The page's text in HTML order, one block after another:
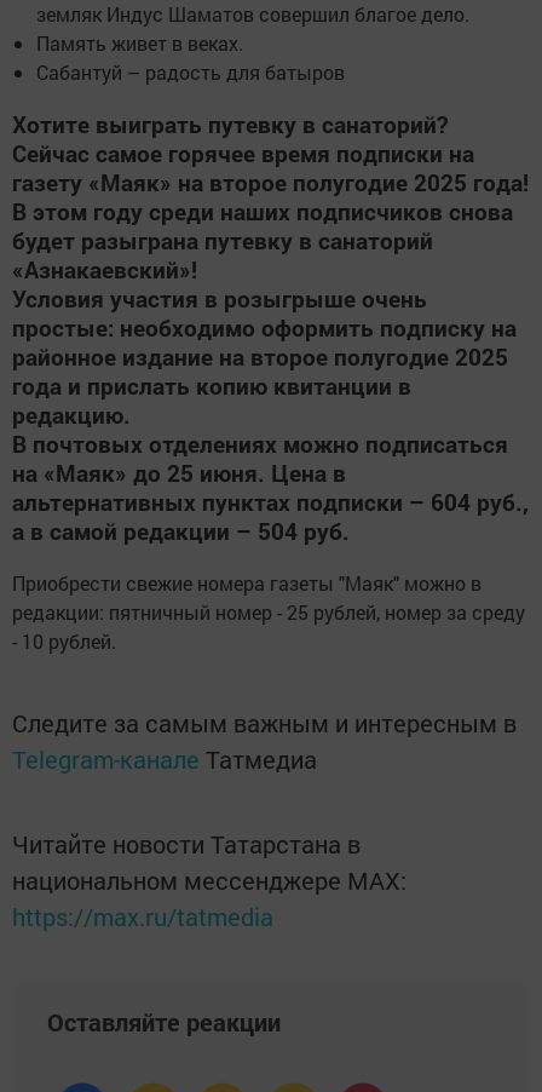
земляк Индус Шаматов совершил благое дело.
Память живет в веках.
Сабантуй – радость для батыров
Хотите выиграть путевку в санаторий?
Сейчас самое горячее время подписки на
газету «Маяк» на второе полугодие 2025 года!
В этом году среди наших подписчиков снова
будет разыграна путевку в санаторий
«Азнакаевский»!
Условия участия в розыгрыше очень
простые: необходимо оформить подписку на
районное издание на второе полугодие 2025
года и прислать копию квитанции в
редакцию.
В почтовых отделениях можно подписаться
на «Маяк» до 25 июня. Цена в
альтернативных пунктах подписки – 604 руб.,
а в самой редакции – 504 руб.
Приобрести свежие номера газеты "Маяк" можно в
редакции: пятничный номер - 25 рублей, номер за среду
- 10 рублей.
Следите за самым важным и интересным в
Telegram-канале Татмедиа
Читайте новости Татарстана в
национальном мессенджере MАХ:
https://max.ru/tatmedia
Оставляйте реакции